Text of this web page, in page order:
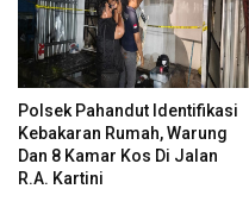
Polsek Pahandut Identifikasi
Kebakaran Rumah, Warung
Dan 8 Kamar Kos Di Jalan
R.A. Kartini